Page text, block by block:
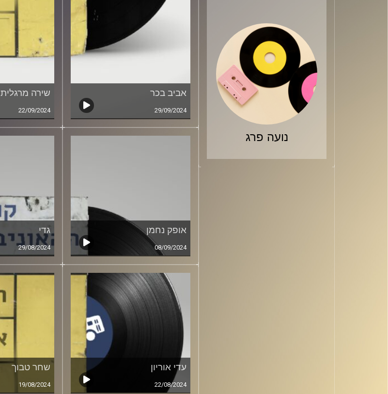
נועה פרג
אביב בכר
29/09/2024
שירה מרגלית
22/09/2024
אופק נחמן
08/09/2024
גדי
29/08/2024
עדי אוריון
22/08/2024
שחר טבוך
19/08/2024